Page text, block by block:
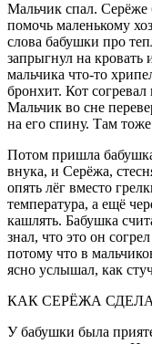
Мальчик спал. Серёже
помочь маленькому
слова бабушки про
запрыгнул на кровать
мальчика что-то
бронхит. Кот
Мальчик во сне
на его спину. Там
Потом пришла
внука, и Серёжа,
опять лёг вместо
температура, а ещё
кашлять. Бабушка
знал, что это он
потому что в
ясно услышал, как
КАК СЕРЁЖА
У бабушки была